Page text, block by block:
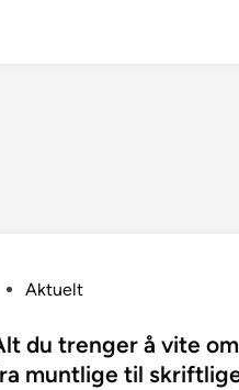
Aktuelt
du trenger å vite
muntlige til